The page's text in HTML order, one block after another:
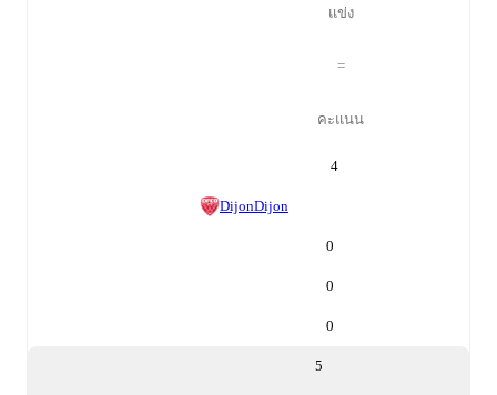
แข่ง
=
คะแนน
4
DijonDijon
0
0
0
5